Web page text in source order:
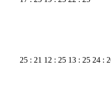
25 : 21 12 : 25 13 : 25 24 :